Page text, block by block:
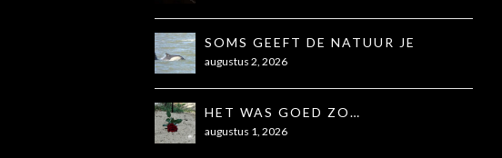
SOMS GEEFT DE NATUUR JE
PRECIES WAT JE NODIG HEBT
augustus 2, 2026
HET WAS GOED ZO…
augustus 1, 2026